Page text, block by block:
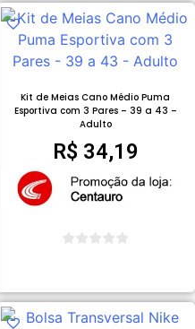
Kit de Meias Cano Médio Puma
Esportiva com 3 Pares – 39 a 43 –
Adulto
R$ 34,19